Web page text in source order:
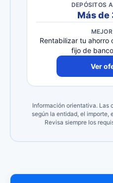
DEPÓSITOS
Más de
Rentabilizar tu ahorro
fijo de
Ver
Información orientativa. Las
según la entidad, el importe,
Revisa siempre los